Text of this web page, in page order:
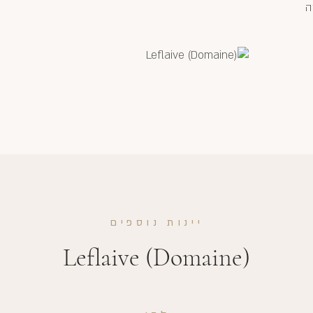
יינות נוספים
Leflaive (Domaine)